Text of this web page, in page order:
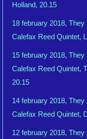
Holland, 20.15
18 february 2018, They
Calefax Reed Quintet,
15 february 2018, They
Calefax Reed Quintet,
20.15
14 february 2018,
Calefax Reed Quintet,
12 february 2018,